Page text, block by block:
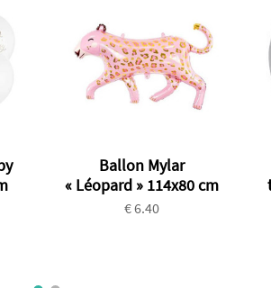
Ballon Mylar
« Léopard » 114x80 cm
€ 6.40